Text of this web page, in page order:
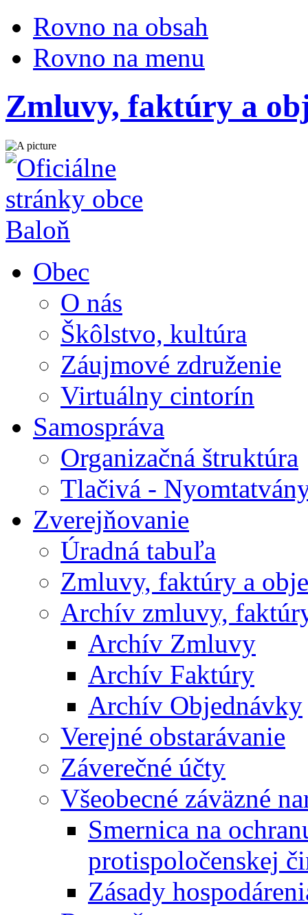
Rovno na obsah
Rovno na menu
Zmluvy, faktúry a
Obec
O nás
Škôlstvo, kultúra
Záujmové združenie
Virtuálny cintorín
Samospráva
Organizačná štruktúra
Tlačivá -
Zverejňovanie
Úradná tabuľa
Zmluvy, faktúry a
Archív zmluvy,
Archív Zmluvy
Archív Faktúry
Archív Objednávky
Verejné obstarávanie
Záverečné účty
Všeobecné záväzné
Smernica na
protispoločenskej
Zásady